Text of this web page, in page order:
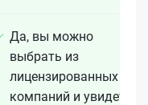
Да, вы можно
выбрать из
лицензированных 15+
компаний и увидеть,